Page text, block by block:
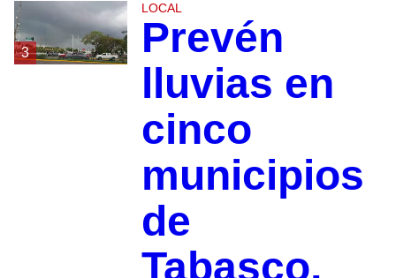
3
LOCAL
Prevén
lluvias en
cinco
municipios
de
Tabasco,